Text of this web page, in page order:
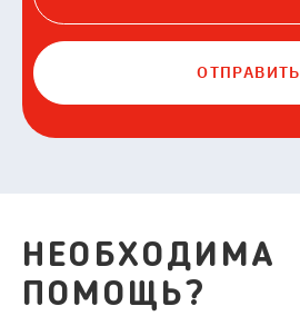
ОТПРАВИТЬ
НЕОБХОДИМА
ПОМОЩЬ?